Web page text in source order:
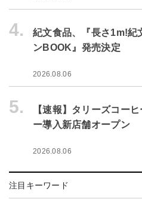
4.
紀文食品、『長さ1m!紀
ンBOOK』発売決定
2026.08.06
5.
【速報】タリーズコー
ー導入新店舗オープン
2026.08.06
注目キーワード